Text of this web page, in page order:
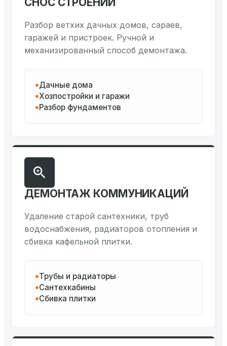
Разбор ветхих дачных домов, сараев,
гаражей и пристроек. Ручной и
механизированный способ демонтажа.
Дачные дома
Хозпостройки и гаражи
Разбор фундаментов
ДЕМОНТАЖ КОММУНИКАЦИЙ
Удаление старой сантехники, труб
водоснабжения, радиаторов отопления и
сбивка кафельной плитки.
Трубы и радиаторы
Сантехкабины
Сбивка плитки